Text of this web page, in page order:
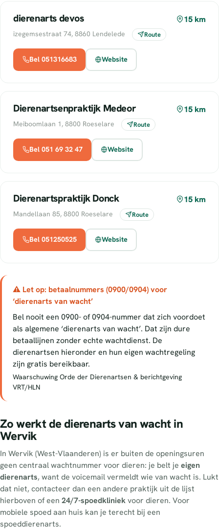
dierenarts devos 15 km
izegemsestraat 74, 8860 Lendelede Route
Bel 051316683 Website
Dierenartsenpraktijk Medeor 15 km
Meiboomlaan 1, 8800 Roeselare Route
Bel 051 69 32 47 Website
Dierenartspraktijk Donck 15 km
Mandellaan 85, 8800 Roeselare Route
Bel 051250525 Website
⚠ Let op: betaalnummers (0900/0904) voor
‘dierenarts van wacht’
Bel nooit een 0900- of 0904-nummer dat zich voordoet
als algemene ‘dierenarts van wacht’. Dat zijn dure
betaallijnen zonder echte wachtdienst. De
dierenartsen hieronder en hun eigen wachtregeling
zijn gratis bereikbaar.
Waarschuwing Orde der Dierenartsen & berichtgeving
VRT/HLN
Zo werkt de dierenarts van wacht in
Wervik
In Wervik (West-Vlaanderen) is er buiten de openingsuren
geen centraal wachtnummer voor dieren: je belt je eigen
dierenarts, want de voicemail vermeldt wie van wacht is. Lukt
dat niet, contacteer dan een andere praktijk uit de lijst
hierboven of een 24/7-spoedkliniekvoor dieren. Voor
mobiele spoed aan huis kan je terecht bij een
spoeddierenarts.